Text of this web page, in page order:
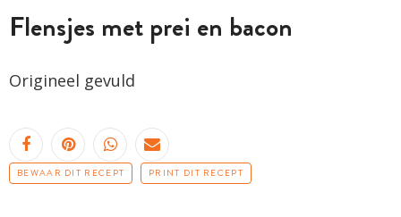
Flensjes met prei en bacon
Origineel gevuld
BEWAAR DIT RECEPT PRINT DIT RECEPT